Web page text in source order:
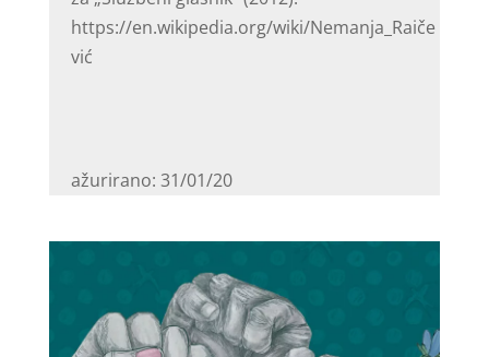
https://en.wikipedia.org/wiki/Nemanja_Raiče
vić
ažurirano: 31/01/20